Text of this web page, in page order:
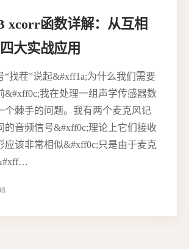
xcorr函数详解：从互相
大实战应用
“找茬”说起&#xff1a;为什么我们需要
&#xff0c;我在处理一组声学传感器数
个棘手的问题。我有两个麦克风记
的音频信号&#xff0c;理论上它们接收
应该非常相似&#xff0c;只是由于麦克